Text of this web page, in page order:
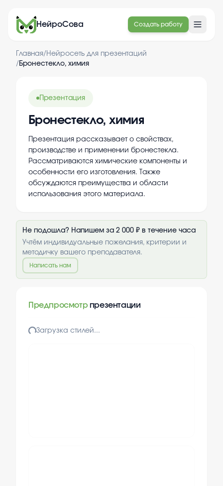
НейроСова Создать работу
Главная/ Нейросеть для презентаций
/ Бронестекло, химия
Презентация
Бронестекло, химия
Презентация рассказывает о свойствах,
производстве и применении бронестекла.
Рассматриваются химические компоненты и
особенности его изготовления. Также
обсуждаются преимущества и области
использования этого материала.
Не подошла? Напишем за 2 000 ₽ в течение часа
Учтём индивидуальные пожелания, критерии и
методичку вашего преподавателя.
Написать нам
Предпросмотр презентации
Загрузка стилей...